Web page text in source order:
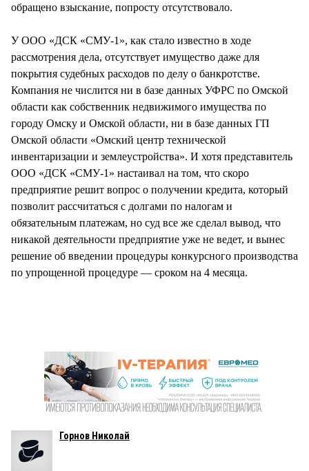
обращено взыскание, попросту отсутствовало.
У ООО «ДСК «СМУ-1», как стало известно в ходе
рассмотрения дела, отсутствует имущество даже для
покрытия судебных расходов по делу о банкротстве.
Компания не числится ни в базе данных УФРС по Омской
области как собственник недвижимого имущества по
городу Омску и Омской области, ни в базе данных ГП
Омской области «Омский центр технической
инвентаризации и землеустройства». И хотя представитель
ООО «ДСК «СМУ-1» настаивал на том, что скоро
предприятие решит вопрос о получении кредита, который
позволит рассчитаться с долгами по налогам и
обязательным платежам, но суд все же сделал вывод, что
никакой деятельности предприятие уже не ведет, и вынес
решение об введении процедуры конкурсного производства
по упрощенной процедуре — сроком на 4 месяца.
Горнов Николай